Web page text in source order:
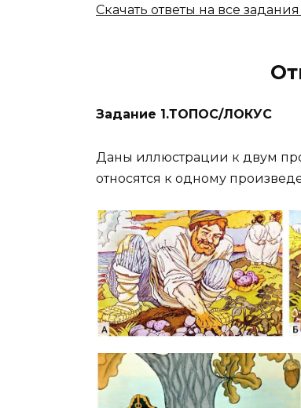
Скачать ответы на все
Задание 1.ТОПОС/ЛОКУС
Даны иллюстрации к двум
относятся к одному